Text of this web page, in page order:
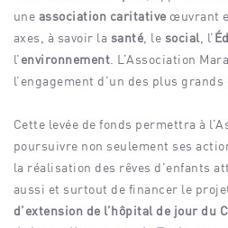
une association caritative œuvrant
axes, à savoir la santé, le social, l’
l’environnement . L’Association
l’engagement d’un des plus
Cette levée de fonds permettra à
poursuivre non seulement ses
la réalisation des rêves d’enfants
aussi et surtout de financer le
d’extension de l’hôpital de jour du